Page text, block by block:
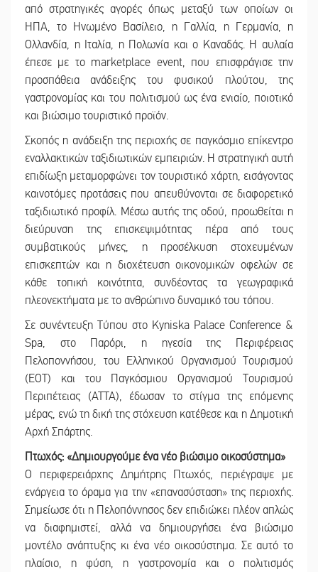
από στρατηγικές αγορές όπως μεταξύ των οποίων οι
ΗΠΑ, το Ηνωμένο Βασίλειο, η Γαλλία, η Γερμανία, η
Ολλανδία, η Ιταλία, η Πολωνία και ο Καναδάς. Η αυλαία
έπεσε με το marketplace event, που επισφράγισε την
προσπάθεια ανάδειξης του φυσικού πλούτου, της
γαστρονομίας και του πολιτισμού ως ένα ενιαίο, ποιοτικό
και βιώσιμο τουριστικό προϊόν.
Σκοπός η ανάδειξη της περιοχής σε παγκόσμιο επίκεντρο
εναλλακτικών ταξιδιωτικών εμπειριών. Η στρατηγική αυτή
επιδίωξη μεταμορφώνει τον τουριστικό χάρτη, εισάγοντας
καινοτόμες προτάσεις που απευθύνονται σε διαφορετικό
ταξιδιωτικό προφίλ. Μέσω αυτής της οδού, προωθείται η
διεύρυνση της επισκεψιμότητας πέρα από τους
συμβατικούς μήνες, η προσέλκυση στοχευμένων
επισκεπτών και η διοχέτευση οικονομικών οφελών σε
κάθε τοπική κοινότητα, συνδέοντας τα γεωγραφικά
πλεονεκτήματα με το ανθρώπινο δυναμικό του τόπου.
Σε συνέντευξη Τύπου στο Kyniska Palace Conference &
Spa, στο Παρόρι, η ηγεσία της Περιφέρειας
Πελοποννήσου, του Ελληνικού Οργανισμού Τουρισμού
(ΕΟΤ) και του Παγκόσμιου Οργανισμού Τουρισμού
Περιπέτειας (ATTA), έδωσαν το στίγμα της επόμενης
μέρας, ενώ τη δική της στόχευση κατέθεσε και η Δημοτική
Αρχή Σπάρτης.
Πτωχός: «Δημιουργούμε ένα νέο βιώσιμο οικοσύστημα»
Ο περιφερειάρχης Δημήτρης Πτωχός, περιέγραψε με
ενάργεια το όραμα για την «επανασύσταση» της περιοχής.
Σημείωσε ότι η Πελοπόννησος δεν επιδιώκει πλέον απλώς
να διαφημιστεί, αλλά να δημιουργήσει ένα βιώσιμο
μοντέλο ανάπτυξης κι ένα νέο οικοσύστημα. Σε αυτό το
πλαίσιο, η φύση, η γαστρονομία και ο πολιτισμός